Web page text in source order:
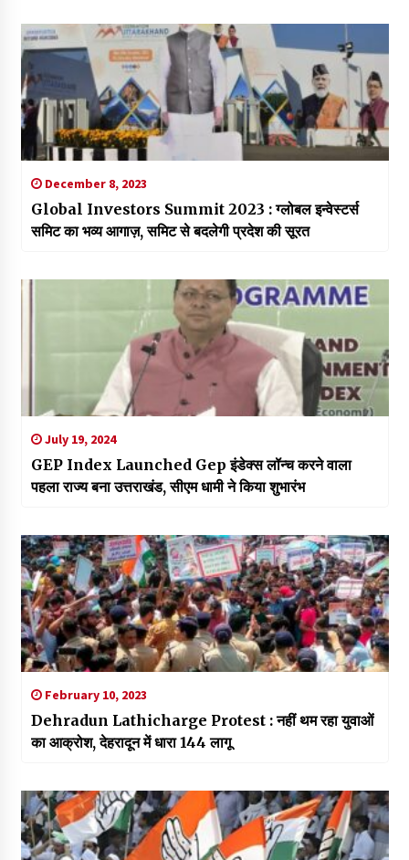
December 8, 2023
Global Investors Summit 2023 : ग्लोबल इन्वेस्टर्स
समिट का भव्य आगाज़, समिट से बदलेगी प्रदेश की सूरत
July 19, 2024
GEP Index Launched Gep इंडेक्स लॉन्च करने वाला
पहला राज्य बना उत्तराखंड, सीएम धामी ने किया शुभारंभ
February 10, 2023
Dehradun Lathicharge Protest : नहीं थम रहा युवाओं
का आक्रोश, देहरादून में धारा 144 लागू